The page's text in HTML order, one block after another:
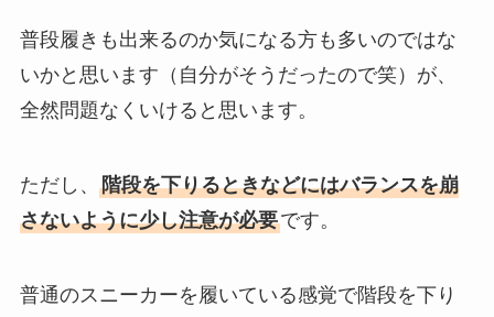
普段履きも出来るのか気になる方も多いのではな
いかと思います（自分がそうだったので笑）が、
全然問題なくいけると思います。
ただし、 階段を下りるときなどにはバランスを崩
さないように少し注意が必要です。
普通のスニーカーを履いている感覚で階段を下り